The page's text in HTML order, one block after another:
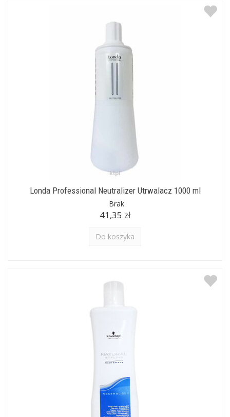
Londa Professional Neutralizer Utrwalacz 1000 ml
Brak
41,35 zł
Do koszyka